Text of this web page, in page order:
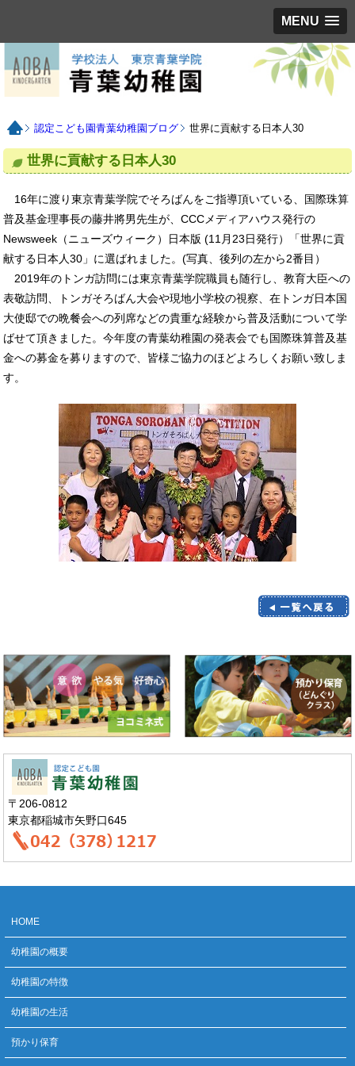
MENU
認定こども園青葉幼稚園ブログ 世界に貢献する日本人30
世界に貢献する日本人30
16年に渡り東京青葉学院でそろばんをご指導頂いている、国際珠算
普及基金理事長の藤井將男先生が、CCCメディアハウス発行の
Newsweek（ニューズウィーク）日本版 (11月23日発行）「世界に貢
献する日本人30」に選ばれました。(写真、後列の左から2番目）
2019年のトンガ訪問には東京青葉学院職員も随行し、教育大臣への
表敬訪問、トンガそろばん大会や現地小学校の視察、在トンガ日本国
大使邸での晩餐会への列席などの貴重な経験から普及活動について学
ばせて頂きました。今年度の青葉幼稚園の発表会でも国際珠算普及基
金への募金を募りますので、皆様ご協力のほどよろしくお願い致しま
す。
〒206-0812
東京都稲城市矢野口645
HOME
幼稚園の概要
幼稚園の特徴
幼稚園の生活
預かり保育